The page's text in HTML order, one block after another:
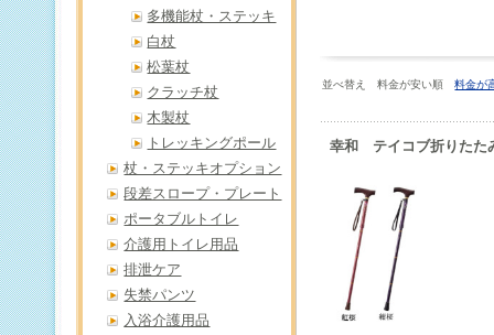
並べ替え 料金が安い順料金が
幸和 テイコブ折りたた
多機能杖・ステッキ
白杖
松葉杖
クラッチ杖
木製杖
トレッキングポール
杖・ステッキオプション
段差スロープ・プレート
ポータブルトイレ
介護用トイレ用品
排泄ケア
失禁パンツ
入浴介護用品